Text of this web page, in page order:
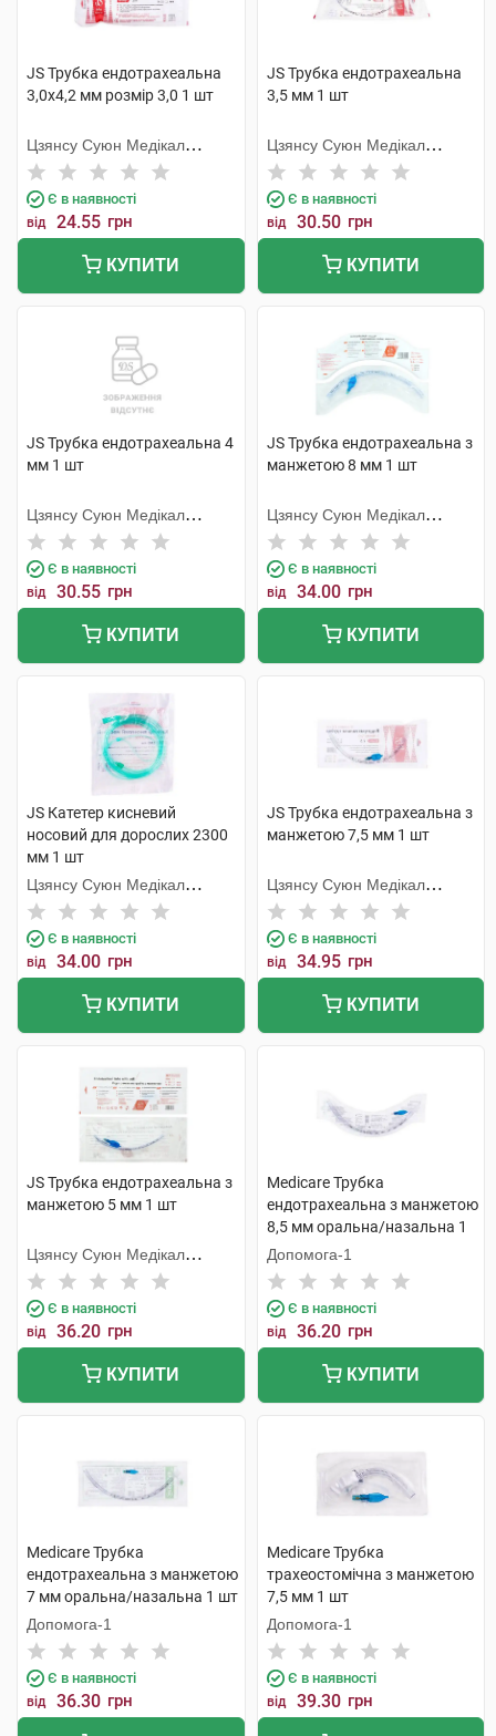
JS Трубка ендотрахеальна
3,0х4,2 мм розмір 3,0 1 шт
Цзянсу Суюн Медікал
Метіріалс
Є в наявності
від 24.55 грн
КУПИТИ
JS Трубка ендотрахеальна
3,5 мм 1 шт
Цзянсу Суюн Медікал
Метіріалс
Є в наявності
від 30.50 грн
КУПИТИ
JS Трубка ендотрахеальна 4
мм 1 шт
Цзянсу Суюн Медікал
Метіріалс
Є в наявності
від 30.55 грн
КУПИТИ
JS Трубка ендотрахеальна з
манжетою 8 мм 1 шт
Цзянсу Суюн Медікал
Метіріалс
Є в наявності
від 34.00 грн
КУПИТИ
JS Катетер кисневий
носовий для дорослих 2300
мм 1 шт
Цзянсу Суюн Медікал
Метіріалс
Є в наявності
від 34.00 грн
КУПИТИ
JS Трубка ендотрахеальна з
манжетою 7,5 мм 1 шт
Цзянсу Суюн Медікал
Метіріалс
Є в наявності
від 34.95 грн
КУПИТИ
JS Трубка ендотрахеальна з
манжетою 5 мм 1 шт
Цзянсу Суюн Медікал
Метіріалс
Є в наявності
від 36.20 грн
КУПИТИ
Medicare Трубка
ендотрахеальна з манжетою
8,5 мм оральна/назальна 1
шт
Допомога-1
Є в наявності
від 36.20 грн
КУПИТИ
Medicare Трубка
ендотрахеальна з манжетою
7 мм оральна/назальна 1 шт
Допомога-1
Є в наявності
від 36.30 грн
Medicare Трубка
трахеостомічна з манжетою
7,5 мм 1 шт
Допомога-1
Є в наявності
від 39.30 грн